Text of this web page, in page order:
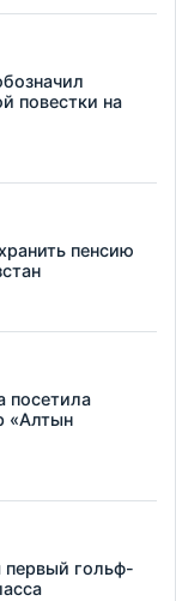
повестки на
пенсию
посетила
«Алтын
первый гольф-